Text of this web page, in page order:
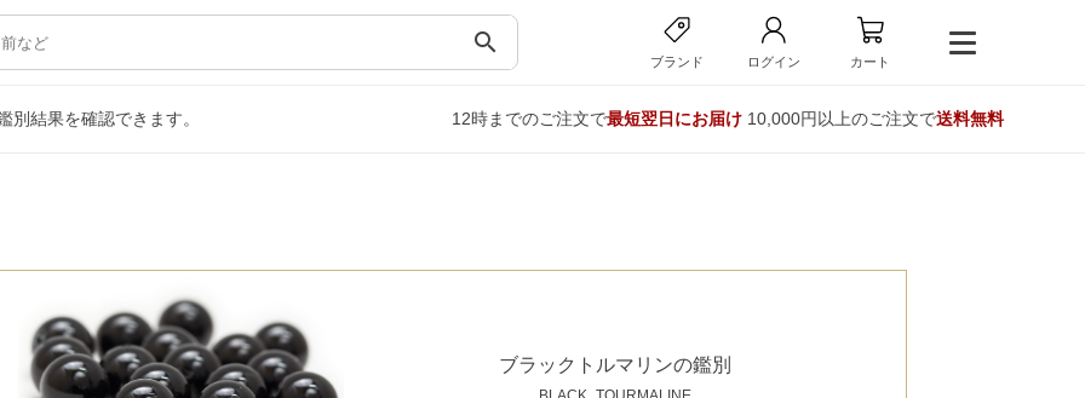
search
ブランド ログイン カート
結果を確認できます。 12時までのご注文で最短翌日にお届け10,000円以上のご注文で送料無料
ブラックトルマリンの鑑別